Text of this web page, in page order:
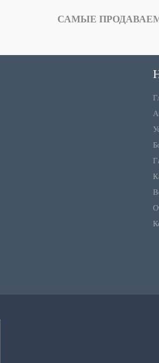
САМЫЕ